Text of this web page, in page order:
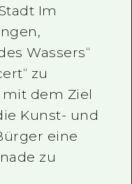
Im
Wassers“
zu
dem Ziel
Kunst- und
eine
zu